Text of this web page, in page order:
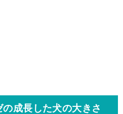
成長した犬の大きさ